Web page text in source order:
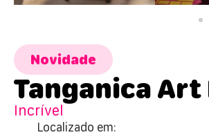
Novidade
Tanganica Art
Incrível
Localizado em: